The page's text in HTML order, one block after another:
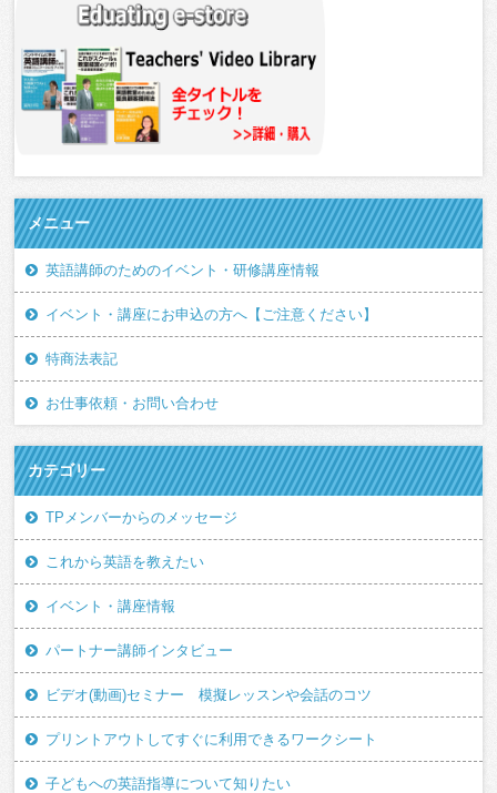
メニュー
英語講師のためのイベント・研修講座情報
イベント・講座にお申込の方へ【ご注意ください】
特商法表記
お仕事依頼・お問い合わせ
カテゴリー
TPメンバーからのメッセージ
これから英語を教えたい
イベント・講座情報
パートナー講師インタビュー
ビデオ(動画)セミナー 模擬レッスンや会話のコツ
プリントアウトしてすぐに利用できるワークシート
子どもへの英語指導について知りたい